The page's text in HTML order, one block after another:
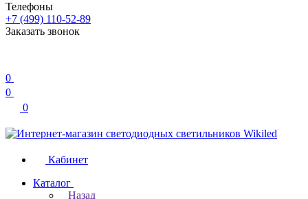
Телефоны
+7 (499) 110-52-89
Заказать звонок
0
0
0
Кабинет
Каталог
Назад